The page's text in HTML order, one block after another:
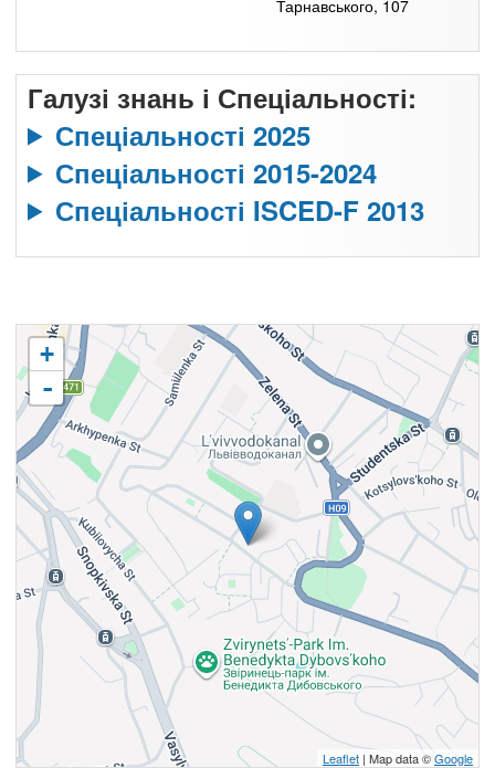
Тарнавського, 107
Галузі знань і Спеціальності:
Спеціальності 2025
Спеціальності 2015-2024
Спеціальності ISCED-F 2013
+
-
Leaflet | Map data ©Google